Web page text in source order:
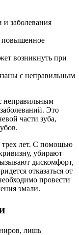
и заболевания
повышенное
возникнуть при
с неправильным
неправильным
Это
части зуба,
трех лет. С помощью
убирают
дискомфорт,
отказаться от
провести
эмали.
лишь